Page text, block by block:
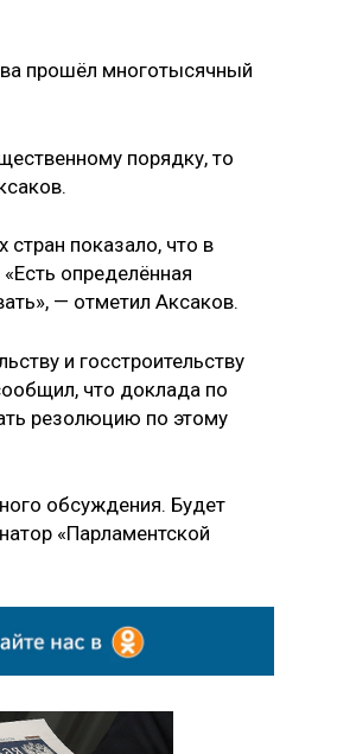
прошёл многотысячный
порядку, то
показало, что в
определённая
— отметил Аксаков.
и госстроительству
что доклада по
резолюцию по этому
обсуждения. Будет
«Парламентской